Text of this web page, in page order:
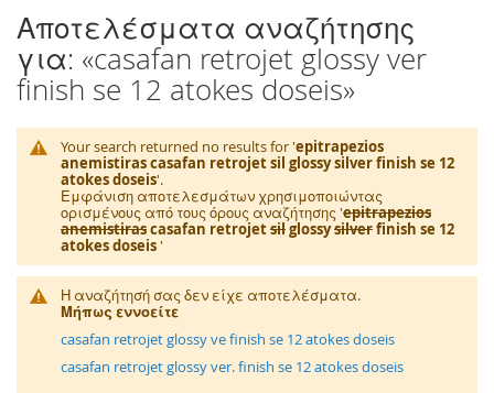
Αποτελέσματα αναζήτησης
για: «casafan retrojet glossy ver
finish se 12 atokes doseis»
Your search returned no results for 'epitrapezios
anemistiras casafan retrojet sil glossy silver finish se 12
atokes doseis'.
Εμφάνιση αποτελεσμάτων χρησιμοποιώντας
ορισμένους από τους όρους αναζήτησης 'epitrapezios
anemistirascasafan retrojetsilglossysilverfinish se 12
atokes doseis'
Η αναζήτησή σας δεν είχε αποτελέσματα.
Μήπως εννοείτε
casafan retrojet glossy ve finish se 12 atokes doseis
casafan retrojet glossy ver. finish se 12 atokes doseis